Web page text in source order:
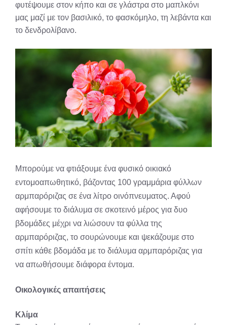
φυτέψουμε στον κήπο και σε γλάστρα στο μαπλκόνι
μας μαζί με τον βασιλικό, το φασκόμηλο, τη λεβάντα και
το δενδρολίβανο.
Mπορούμε να φτιάξουμε ένα φυσικό οικιακό
εντομοαπωθητικό, βάζοντας 100 γραμμάρια φύλλων
αρμπαρόριζας σε ένα λίτρο οινόπνευματος. Αφού
αφήσουμε το διάλυμα σε σκοτεινό μέρος για δυο
βδομάδες μέχρι να λιώσουν τα φύλλα της
αρμπαρόριζας, το σουρώνουμε και ψεκάζουμε στο
σπίτι κάθε βδομάδα με το διάλυμα αρμπαρόριζας για
να απωθήσουμε διάφορα έντομα.
Οικολογικές απαιτήσεις
Κλίμα